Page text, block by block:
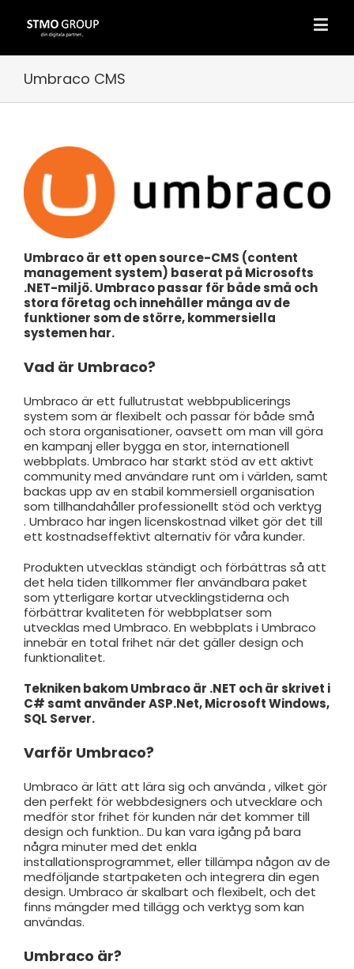
Umbraco CMS
Umbraco är ett open source-CMS (content
management system) baserat på Microsofts
.NET-miljö. Umbraco passar för både små och
stora företag och innehåller många av de
funktioner som de större, kommersiella
systemen har.
Vad är Umbraco?
Umbraco är ett fullutrustat webbpublicerings
system som är flexibelt och passar för både små
och stora organisationer, oavsett om man vill göra
en kampanj eller bygga en stor, internationell
webbplats. Umbraco har starkt stöd av ett aktivt
community med användare runt om i världen, samt
backas upp av en stabil kommersiell organisation
som tillhandahåller professionellt stöd och verktyg
. Umbraco har ingen licenskostnad vilket gör det till
ett kostnadseffektivt alternativ för våra kunder.
Produkten utvecklas ständigt och förbättras så att
det hela tiden tillkommer fler användbara paket
som ytterligare kortar utvecklingstiderna och
förbättrar kvaliteten för webbplatser som
utvecklas med Umbraco. En webbplats i Umbraco
innebär en total frihet när det gäller design och
funktionalitet.
Tekniken bakom Umbraco är .NET och är skrivet i
C# samt använder ASP.Net, Microsoft Windows,
SQL Server.
Varför Umbraco?
Umbraco är lätt att lära sig och använda , vilket gör
den perfekt för webbdesigners och utvecklare och
medför stor frihet för kunden när det kommer till
design och funktion.. Du kan vara igång på bara
några minuter med det enkla
installationsprogrammet, eller tillämpa någon av de
medföljande startpaketen och integrera din egen
design. Umbraco är skalbart och flexibelt, och det
finns mängder med tillägg och verktyg som kan
användas.
Umbraco är?